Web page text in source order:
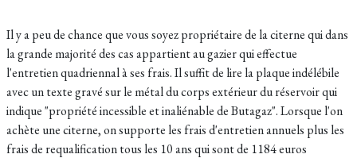
Il y a peu de chance que vous soyez propriétaire de la citerne qui dans
la grande majorité des cas appartient au gazier qui effectue
l'entretien quadriennal à ses frais. Il suffit de lire la plaque indélébile
avec un texte gravé sur le métal du corps extérieur du réservoir qui
indique "propriété incessible et inaliénable de Butagaz". Lorsque l'on
achète une citerne, on supporte les frais d'entretien annuels plus les
frais de requalification tous les 10 ans qui sont de 1184 euros